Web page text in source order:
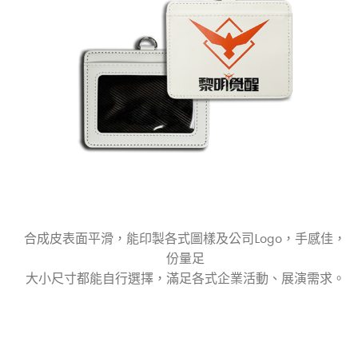
合成皮表面平滑，能印製各式圖樣及公司Logo，手感佳，
份量足
大小尺寸都能自行選擇，滿足各式企業活動、展演需求。